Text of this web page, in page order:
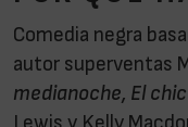
Comedia negra
autor superventas
medianoche, El